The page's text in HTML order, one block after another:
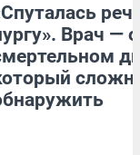
Врач — о